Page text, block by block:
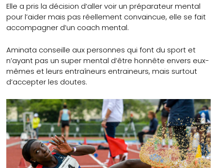
Elle a pris la décision d‘aller voir un préparateur mental
pour l’aider mais pas réellement convaincue, elle se fait
accompagner d’un coach mental.
Aminata conseille aux personnes qui font du sport et
n’ayant pas un super mental d’être honnête envers eux-
mêmes et leurs entraîneurs entraineurs, mais surtout
d’accepter les doutes.